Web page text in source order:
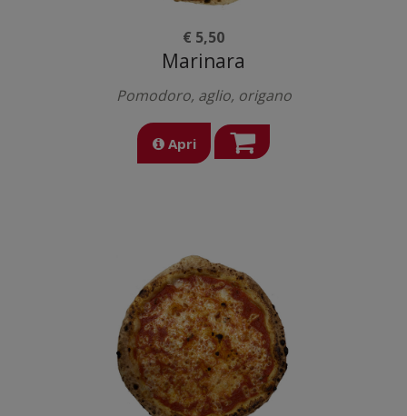
€ 5,50
Marinara
Pomodoro, aglio, origano
Apri